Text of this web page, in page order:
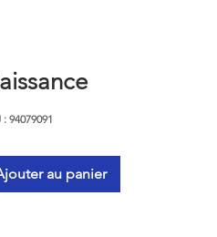
: 94079091
au panier